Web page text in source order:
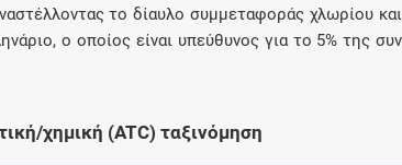
πορείας του Galinos.gr από το
το δίαυλο συμμεταφοράς χλωρίου
ο οποίος είναι υπεύθυνος για το 5% της
χημική (ATC) ταξινόμηση